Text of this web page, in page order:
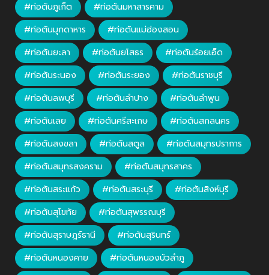
#ท่อตันภูเก็ต
#ท่อตันมหาสารคาม
#ท่อตันมุกดาหาร
#ท่อตันแม่ฮ่องสอน
#ท่อตันยะลา
#ท่อตันยโสธร
#ท่อตันร้อยเอ็ด
#ท่อตันระนอง
#ท่อตันระยอง
#ท่อตันราชบุรี
#ท่อตันลพบุรี
#ท่อตันลำปาง
#ท่อตันลำพูน
#ท่อตันเลย
#ท่อตันศรีสะเกษ
#ท่อตันสกลนคร
#ท่อตันสงขลา
#ท่อตันสตูล
#ท่อตันสมุทรปราการ
#ท่อตันสมุทรสงคราม
#ท่อตันสมุทรสาคร
#ท่อตันสระแก้ว
#ท่อตันสระบุรี
#ท่อตันสิงห์บุรี
#ท่อตันสุโขทัย
#ท่อตันสุพรรณบุรี
#ท่อตันสุราษฎร์ธานี
#ท่อตันสุรินทร์
#ท่อตันหนองคาย
#ท่อตันหนองบัวลำภู